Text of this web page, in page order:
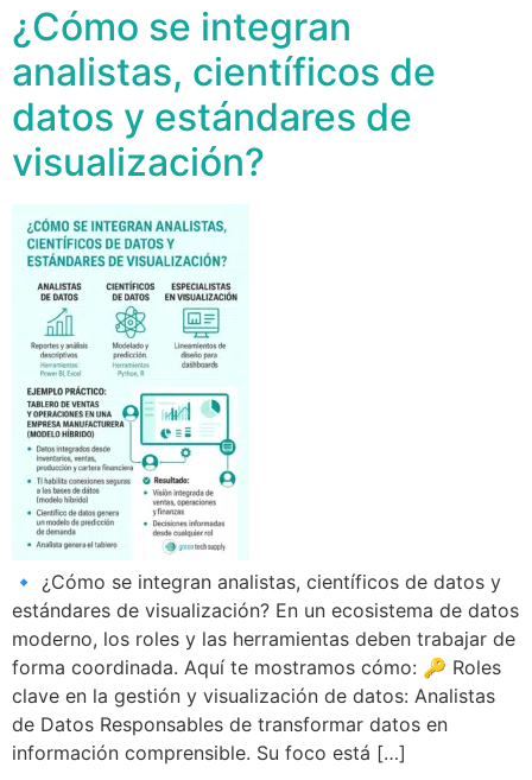
¿Cómo se integran
analistas, científicos de
datos y estándares de
visualización?
🔹 ¿Cómo se integran analistas, científicos de datos y
estándares de visualización? En un ecosistema de datos
moderno, los roles y las herramientas deben trabajar de
forma coordinada. Aquí te mostramos cómo: 🔑 Roles
clave en la gestión y visualización de datos: Analistas
de Datos Responsables de transformar datos en
información comprensible. Su foco está […]